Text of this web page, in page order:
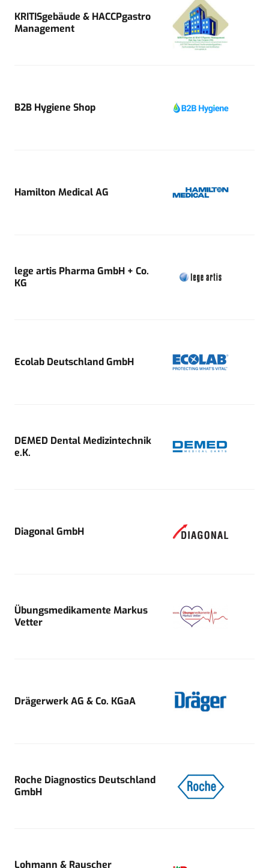
KRITISgebäude & HACCPgastro
Management
B2B Hygiene Shop
Hamilton Medical AG
lege artis Pharma GmbH + Co.
KG
Ecolab Deutschland GmbH
DEMED Dental Medizintechnik
e.K.
Diagonal GmbH
Übungsmedikamente Markus
Vetter
Drägerwerk AG & Co. KGaA
Roche Diagnostics Deutschland
GmbH
Lohmann & Rauscher